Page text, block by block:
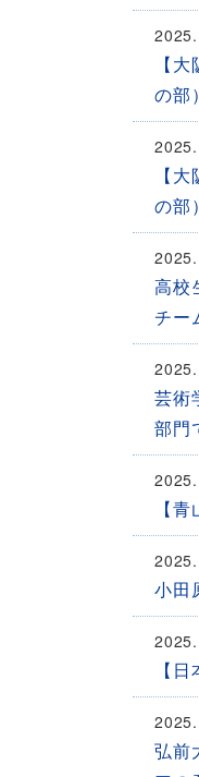
【
の部）
【
の部）
高校
チー
芸術
部門
【
小田
【
弘前